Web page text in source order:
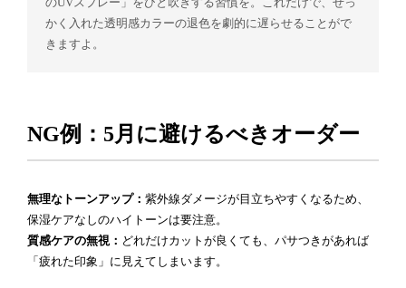
かく入れた透明感カラーの退色を劇的に遅らせることがで
きますよ。
NG例：5月に避けるべきオーダー
無理なトーンアップ： 紫外線ダメージが目立ちやすくなるため、
保湿ケアなしのハイトーンは要注意。
質感ケアの無視： どれだけカットが良くても、パサつきがあれば
「疲れた印象」に見えてしまいます。